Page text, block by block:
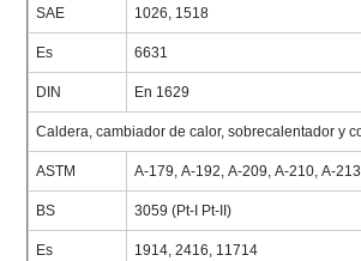
SAE 1026, 1518
Es 6631
DIN En 1629
Caldera, cambiador de calor, sobrecalentador y
ASTM A-179, A-192, A-209, A-210, A-
BS 3059 (Pt-I Pt-II)
Es 1914, 2416, 11714